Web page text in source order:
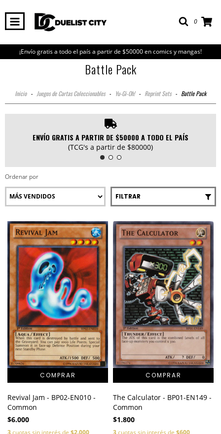
0
¡Envío gratis a todo el país a partir de $50000 en comics y mangas!
Battle Pack
Inicio - Juegos de Cartas Coleccionables - Yu-Gi-Oh! - Reprint Sets - Battle Pack
ENVÍO GRATIS A PARTIR DE $50000 A TODO EL PAÍS
(TCG's a partir de $80000)
Ordenar por
FILTRAR
Revival Jam - BP02-EN010 -
Common
$6.000
3cuotas sin interés de $2.000
The Calculator - BP01-EN149 -
Common
$1.800
3cuotas sin interés de $600